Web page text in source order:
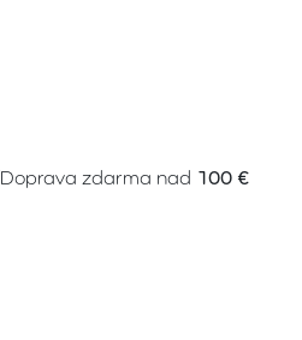
Doprava zdarma nad 100 €